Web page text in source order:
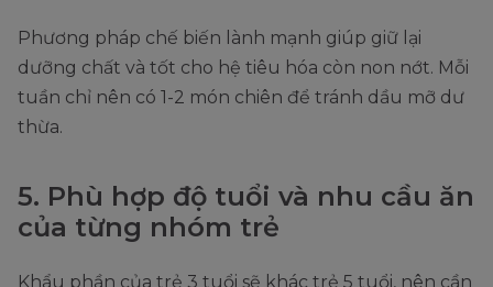
Phương pháp chế biến lành mạnh giúp giữ lại
dưỡng chất và tốt cho hệ tiêu hóa còn non nớt. Mỗi
tuần chỉ nên có 1-2 món chiên để tránh dầu mỡ dư
thừa.
5. Phù hợp độ tuổi và nhu cầu ăn
của từng nhóm trẻ
Khẩu phần của trẻ 3 tuổi sẽ khác trẻ 5 tuổi, nên cần